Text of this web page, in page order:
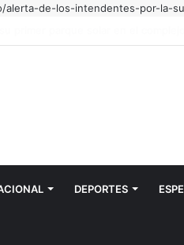
de-los-intendentes-por-la-
DEPORTES